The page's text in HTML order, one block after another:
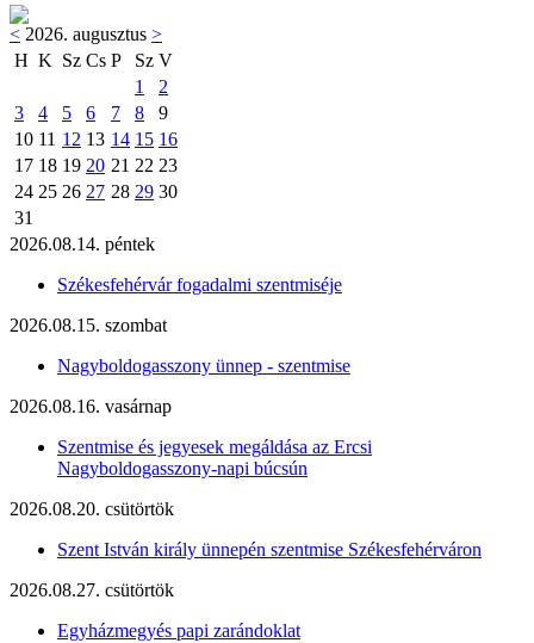
< 2026. augusztus >
H K Sz Cs P Sz V
1
2
3
4 5 6 7 8
9
10 11 12 13 14 15 16
17 18 19 20 21 22 23
24 25 26 27 28 29 30
31
2026.08.14. péntek
Székesfehérvár fogadalmi szentmiséje
2026.08.15. szombat
Nagyboldogasszony ünnep - szentmise
2026.08.16. vasárnap
Szentmise és jegyesek megáldása az Ercsi
Nagyboldogasszony-napi búcsún
2026.08.20. csütörtök
Szent István király ünnepén szentmise Székesfehérváron
2026.08.27. csütörtök
Egyházmegyés papi zarándoklat